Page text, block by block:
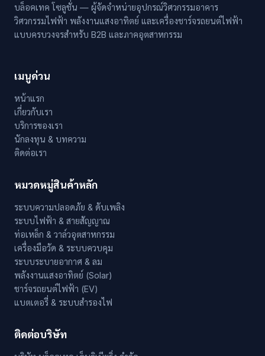
บล็อคเทค โซลูชั่น — ผู้จัดจำหน่ายอุปกรณ์วิศวกรรมอาคาร
วิศวกรรมไฟฟ้า พลังงานแสงอาทิตย์ และเครื่องชาร์จรถยนต์ไฟฟ้า
แบบครบวงจรสำหรับ B2B และภาคอุตสาหกรรม
เมนูด่วน
หน้าแรก
เกี่ยวกับเรา
บริการของเรา
นักลงทุน & บทความ
ติดต่อเรา
หมวดหมู่สินค้าหลัก
ระบบความปลอดภัย & ดับเพลิง
ระบบไฟฟ้า & สายสัญญาณ
ท่อเหล็ก & วาล์วอุตสาหกรรม
เครื่องมือวัด & ระบบควบคุม
ระบบระบายอากาศ & ลม
พลังงานแสงอาทิตย์ (Solar)
ชาร์จรถยนต์ไฟฟ้า (EV)
แบตเตอรี่ & ระบบสำรองไฟ
ติดต่อบริษัท